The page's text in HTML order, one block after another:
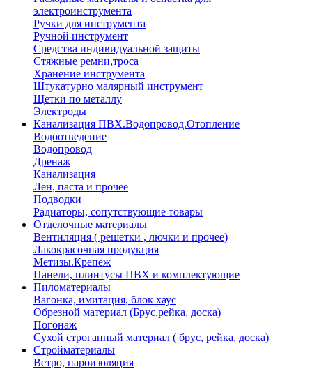
электроинструмента
Ручки для инструмента
Ручной инструмент
Средства индивидуальной защиты
Стяжные ремни,троса
Хранение инструмента
Штукатурно малярный инструмент
Щетки по металлу
Электроды
Канализация ПВХ.Водопровод.Отопление
Водоотведение
Водопровод
Дренаж
Канализация
Лен, паста и прочее
Подводки
Радиаторы, сопутствующие товары
Отделочные материалы
Вентиляция ( решетки , лючки и прочее)
Лакокрасочная продукция
Метизы.Крепёж
Панели, плинтусы ПВХ и комплектующие
Пиломатериалы
Вагонка, имитация, блок хаус
Обрезной материал (Брус,рейка, доска)
Погонаж
Сухой строганный материал ( брус, рейка, доска)
Стройматериалы
Ветро, пароизоляция